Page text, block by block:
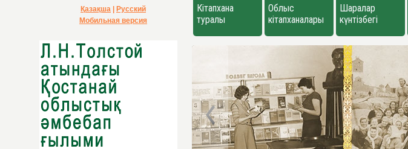
Қазақша
Русский
Мобильная версия
Кітапхана
туралы
Облыс
кітапханалары
Шаралар
күнтізбегі